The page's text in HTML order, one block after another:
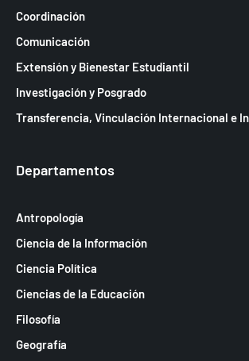
Coordinación
Comunicación
Extensión y Bienestar Estudiantil
Investigación y Posgrado
Transferencia, Vinculación Internacional e
Departamentos
Antropología
Ciencia de la Información
Ciencia Política
Ciencias de la Educación
Filosofía
Geografía